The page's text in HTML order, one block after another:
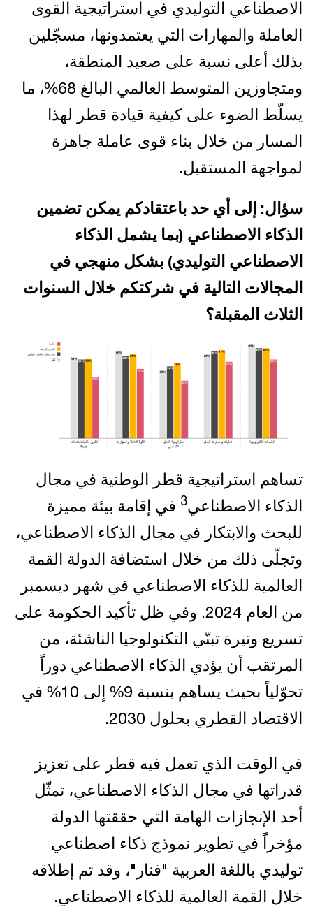
الاصطناعي التوليدي في استراتيجية القوى
العاملة والمهارات التي يعتمدونها، مسجّلين
بذلك أعلى نسبة على صعيد المنطقة،
ومتجاوزين المتوسط العالمي البالغ 68%، ما
يسلّط الضوء على كيفية قيادة قطر لهذا
المسار من خلال بناء قوى عاملة جاهزة
لمواجهة المستقبل.
سؤال: إلى أي حد باعتقادكم يمكن تضمين
الذكاء الاصطناعي (بما يشمل الذكاء
الاصطناعي التوليدي) بشكل منهجي في
المجالات التالية في شركتكم خلال السنوات
الثلاث المقبلة؟
تساهم استراتيجية قطر الوطنية في مجال
الذكاء الاصطناعي3 في إقامة بيئة مميزة
للبحث والابتكار في مجال الذكاء الاصطناعي،
وتجلّى ذلك من خلال استضافة الدولة القمة
العالمية للذكاء الاصطناعي في شهر ديسمبر
من العام 2024. وفي ظل تأكيد الحكومة على
تسريع وتيرة تبنّي التكنولوجيا الناشئة، من
المرتقب أن يؤدي الذكاء الاصطناعي دوراً
تحوّلياً بحيث يساهم بنسبة 9% إلى 10% في
الاقتصاد القطري بحلول 2030.
في الوقت الذي تعمل فيه قطر على تعزيز
قدراتها في مجال الذكاء الاصطناعي، تمثّل
أحد الإنجازات الهامة التي حققتها الدولة
مؤخراً في تطوير نموذج ذكاء اصطناعي
توليدي باللغة العربية "فنار"، وقد تم إطلاقه
خلال القمة العالمية للذكاء الاصطناعي.